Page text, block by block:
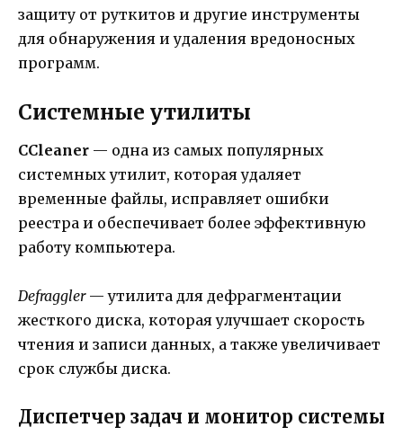
защиту от руткитов и другие инструменты
для обнаружения и удаления вредоносных
программ.
Системные утилиты
CCleaner — одна из самых популярных
системных утилит, которая удаляет
временные файлы, исправляет ошибки
реестра и обеспечивает более эффективную
работу компьютера.
Defraggler— утилита для дефрагментации
жесткого диска, которая улучшает скорость
чтения и записи данных, а также увеличивает
срок службы диска.
Диспетчер задач и монитор системы